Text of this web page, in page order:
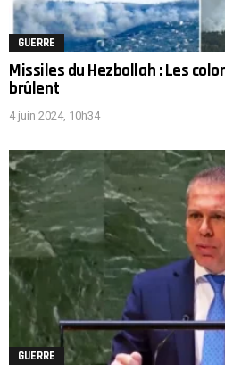
GUERRE
Missiles du Hezbollah : Les
brûlent
4 juin 2024, 10h34
GUERRE